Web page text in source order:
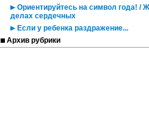
Ориентируйтесь на символ года! /
делах сердечных
Если у ребенка раздражение...
Архив рубрики